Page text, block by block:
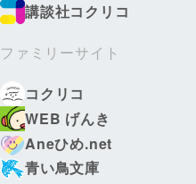
講談社コクリコ
ファミリーサイト
コクリコ
WEB げんき
Aneひめ.net
青い鳥文庫